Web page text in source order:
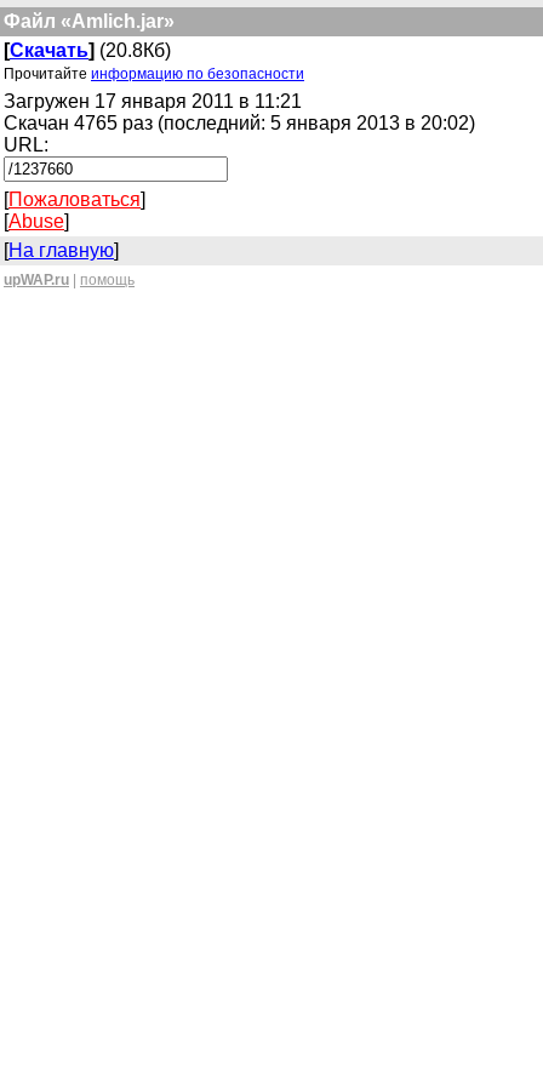
Файл «Amlich.jar»
[Скачать] (20.8Кб)
Прочитайте информацию по безопасности
Загружен 17 января 2011 в 11:21
Скачан 4765 раз (последний: 5 января 2013 в 20:02)
URL:
[Пожаловаться]
[Abuse]
[На главную]
upWAP.ru помощь